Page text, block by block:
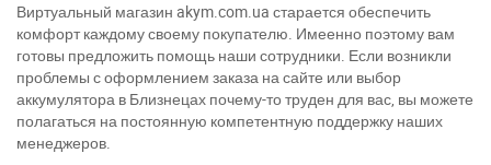
Виртуальный магазин akym.com.ua старается обеспечить
комфорт каждому своему покупателю. Имеенно поэтому вам
готовы предложить помощь наши сотрудники. Если возникли
проблемы с оформлением заказа на сайте или выбор
аккумулятора в Близнецах почему-то труден для вас, вы можете
полагаться на постоянную компетентную поддержку наших
менеджеров.